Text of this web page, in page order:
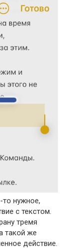
то нужное,
с текстом.
тремя
такой же
действие.